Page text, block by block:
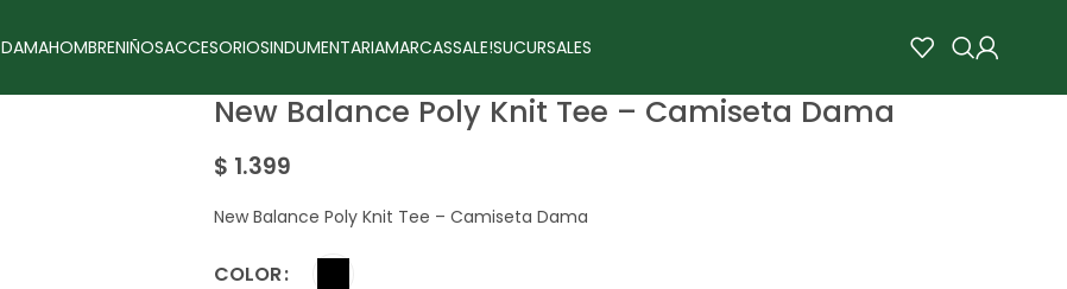
DAMAHOMBRENIÑOSACCESORIOSINDUMENTARIAMARCASSALE!SUCURSALES
New Balance Poly Knit Tee – Camiseta Dama
$ 1.399
New Balance Poly Knit Tee – Camiseta Dama
COLOR